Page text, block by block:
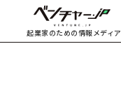
起業家のための情報メディア